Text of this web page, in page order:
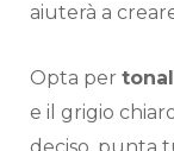
aiuterà a
Opta per
e il grigio